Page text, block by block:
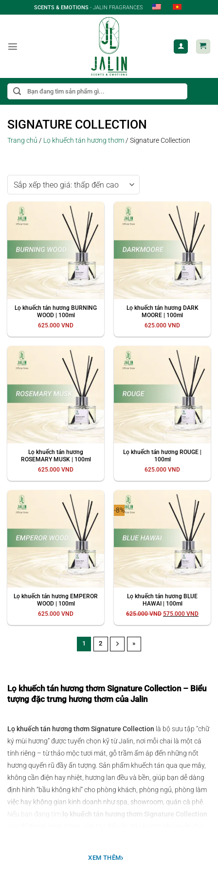
qua
SCENTS & EMOTIONS - JALIN FRAGRANCES
Tìm
kiếm:
SIGNATURE COLLECTION
Trang chủ / Lọ khuếch tán hương thơm / Signature Collection
Lọ khuếch tán hương BURNING
WOOD | 100ml
625.000 VND
Lọ khuếch tán hương DARK
MOORE | 100ml
625.000 VND
Lọ khuếch tán hương
ROSEMARY MUSK | 100ml
625.000 VND
Lọ khuếch tán hương ROUGE |
100ml
625.000 VND
Lọ khuếch tán hương EMPEROR
WOOD | 100ml
625.000 VND
-8%
Lọ khuếch tán hương BLUE
HAWAI | 100ml
625.000VND Giá
gốc
là:
575.000 VNDGiá
hiện
tại
1 2 »
Lọ khuếch tán hương thơm Signature Collection – Biểu
tượng đặc trưng hương thơm của Jalin
Lọ khuếch tán hương thơm Signature Collection là bộ sưu tập “chữ
ký mùi hương” được tuyển chọn kỹ từ Jalin, nơi mỗi chai là một cá
tính riêng – từ thảo mộc tươi mát, gỗ trầm ấm áp đến những nốt
hương quyến rũ đầy ấn tượng. Sản phẩm khuếch tán qua que mây,
không cần điện hay nhiệt, hương lan đều và bền, giúp bạn dễ dàng
định hình “bầu không khí” cho phòng khách, phòng ngủ, phòng làm
việc hay không gian kinh doanh như spa, showroom, quán cà phê.
Nếu bạn đang tìm
lọ khuếch tán hương thơm Signature Collection
XEM THÊM›